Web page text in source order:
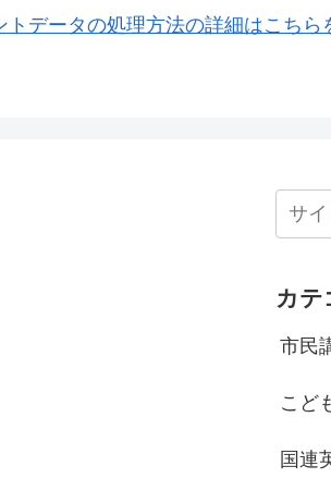
トデータの処理方法の詳細はこちら
カテ
市民
こど
国連